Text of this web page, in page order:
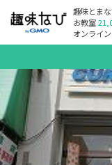
趣味とま
お教室
オンライ